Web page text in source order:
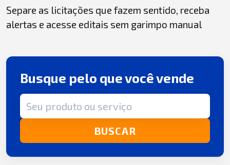
Separe as licitações que fazem sentido, receba
alertas e acesse editais sem garimpo manual
Busque pelo que você vende
Termo de busca
BUSCAR